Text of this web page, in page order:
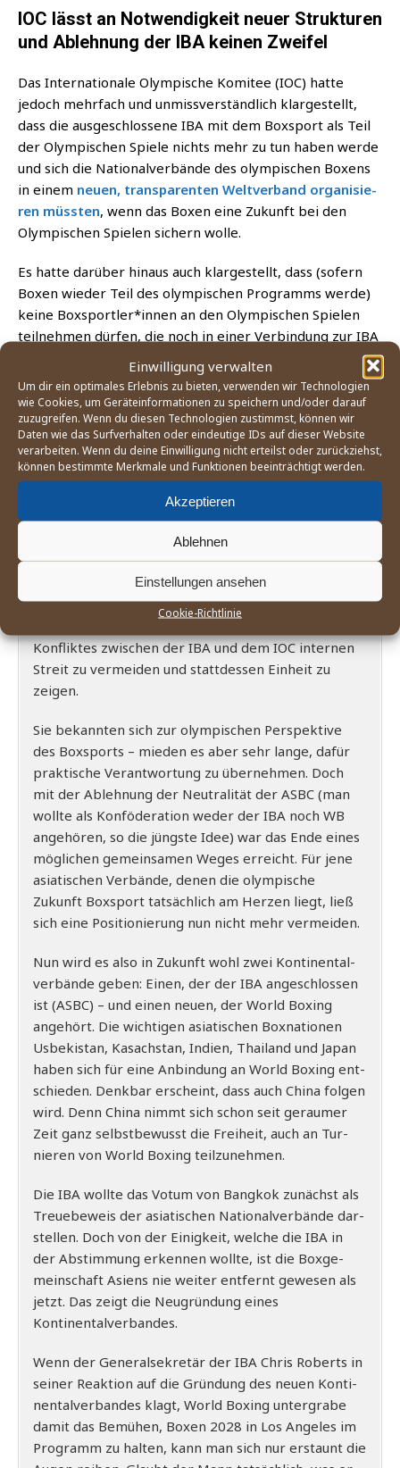
Einwilligung verwalten
Um dir ein optimales Erlebnis zu bieten, verwenden wir Technologien
wie Cookies, um Geräteinformationen zu speichern und/oder darauf
zuzugreifen. Wenn du diesen Technologien zustimmst, können wir
Daten wie das Surfverhalten oder eindeutige IDs auf dieser Website
verarbeiten. Wenn du deine Einwilligung nicht erteilst oder zurückziehst,
können bestimmte Merkmale und Funktionen beeinträchtigt werden.
Akzeptieren
Ablehnen
Einstellungen ansehen
Cookie-Richtlinie
IOC lässt an Notwendigkeit neuer Strukturen
und Ablehnung der IBA keinen Zweifel
Das Inter­na­tio­na­le Olym­pi­sche Komi­tee (IOC) hat­te
jedoch mehr­fach und unmiss­ver­ständ­lich klar­ge­stellt,
dass die aus­ge­schlos­se­ne IBA mit dem Box­sport als Teil
der Olym­pi­schen Spie­le nichts mehr zu tun haben wer­de
und sich die Natio­nal­ver­bän­de des olym­pi­schen Boxens
in einem neu­en, trans­pa­ren­ten Welt­ver­band orga­ni­sie­
ren müss­ten, wenn das Boxen eine Zukunft bei den
Olym­pi­schen Spie­len sichern wolle.
Es hat­te dar­über hin­aus auch klar­ge­stellt, dass (sofern
Boxen wie­der Teil des olym­pi­schen Pro­gramms wer­de)
kei­ne Boxsportler*innen an den Olym­pi­schen Spie­len
teil­neh­men dür­fen, die noch in einer Ver­bin­dung zur IBA
ste­hen. Es hat­te außer­dem die Natio­na­len Olym­pi­schen
Komi­tees auf­ge­for­dert, dieVer­bin­dung zu sol­chen
natio­na­len Box­ver­bän­de zu kap­pen, die noch der der
IBA angehören.
Kommentar von Ralf Elfering
Realitätsverweigerung und
Die asia­ti­schen Dele­gier­ten waren auf den ver­gan­
ge­nen Kon­gres­sen ihres asia­ti­schen Kon­ti­nen­tal­ver­
Kon­flik­tes zwi­schen der IBA und dem IOC inter­nen
Streit zu ver­mei­den und statt­des­sen Ein­heit zu
zeigen.
Sie bekann­ten sich zur olym­pi­schen Per­spek­ti­ve
des Box­sports – mie­den es aber sehr lan­ge, dafür
prak­ti­sche Ver­ant­wor­tung zu über­neh­men. Doch
mit der Ableh­nung der Neu­tra­li­tät der ASBC (man
woll­te als Kon­fö­de­ra­ti­on weder der IBA noch WB
ange­hö­ren, so die jüngs­te Idee) war das Ende eines
mög­li­chen gemein­sa­men Weges erreicht. Für jene
asia­ti­schen Ver­bän­de, denen die olym­pi­sche
Zukunft Box­sport tat­säch­lich am Her­zen liegt, ließ
sich eine Posi­tio­nie­rung nun nicht mehr vermeiden.
Nun wird es also in Zukunft wohl zwei Kon­ti­nen­tal­
ver­bän­de geben: Einen, der der IBA ange­schlos­sen
ist (ASBC) – und einen neu­en, der World Boxing
ange­hört. Die wich­ti­gen asia­ti­schen Box­na­tio­nen
Usbe­ki­stan, Kasach­stan, Indi­en, Thai­land und Japan
haben sich für eine Anbin­dung an World Boxing ent­
schie­den. Denk­bar erscheint, dass auch Chi­na fol­gen
wird. Denn Chi­na nimmt sich schon seit gerau­mer
Zeit ganz selbst­be­wusst die Frei­heit, auch an Tur­
nie­ren von World Boxing teilzunehmen.
Die IBA woll­te das Votum von Bang­kok zunächst als
Treuebeweis der asia­ti­schen Natio­nal­ver­bän­de dar­
stel­len. Doch von der Einig­keit, wel­che die IBA in
der Abstim­mung erken­nen woll­te, ist die Box­ge­
mein­schaft Asi­ens nie wei­ter ent­fernt gewe­sen als
jetzt. Das zeigt die Neu­grün­dung eines
Kontinentalverbandes.
Wenn der Gene­ral­se­kre­tär der IBA Chris Roberts in
sei­ner Reak­ti­on auf die Grün­dung des neu­en Kon­ti­
nen­tal­ver­ban­des klagt, World Boxing unter­gra­be
damit das Bemü­hen, Boxen 2028 in Los Ange­les im
Pro­gramm zu hal­ten, kann man sich nur erstaunt die